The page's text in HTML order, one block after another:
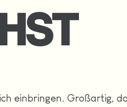
einbringen. Großartig,